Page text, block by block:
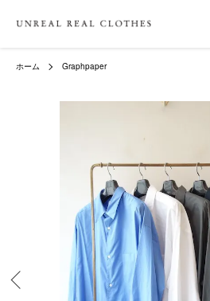
ホーム Graphpaper